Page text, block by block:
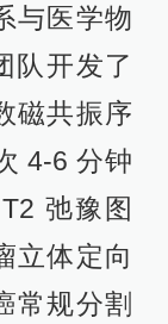
与医学物
队开发了
磁共振序
4-6 分钟
弛豫图
立体定向
常规分割